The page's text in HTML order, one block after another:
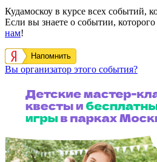
Кудамоскоу в курсе всех событий,
Если вы знаете о событии, которого
нам!
Напомнить
Вы организатор этого события?